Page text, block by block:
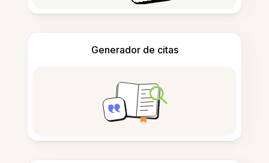
Generador de citas